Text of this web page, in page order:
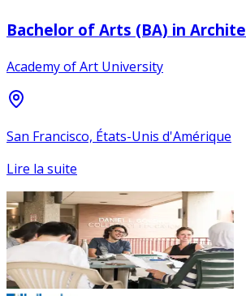
Bachelor of Arts (BA) in
Academy of Art University
San Francisco, États-Unis d'Amérique
Lire la suite